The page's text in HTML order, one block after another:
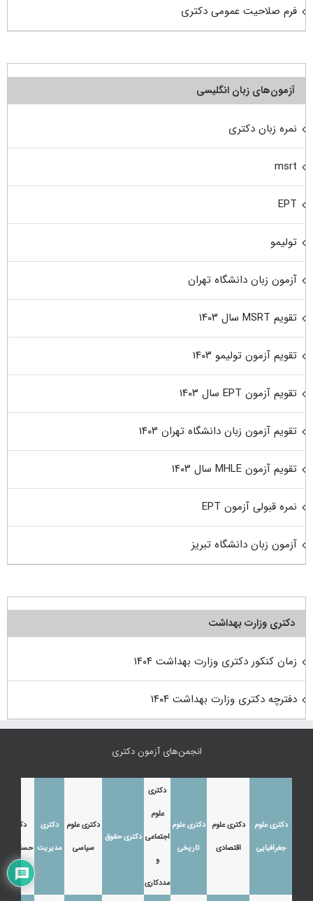
فرم صلاحیت عمومی دکتری
آزمون‌های زبان انگلیسی
نمره زبان دکتری
msrt
EPT
تولیمو
آزمون زبان دانشگاه تهران
تقویم MSRT سال ۱۴۰۳
تقویم آزمون تولیمو ۱۴۰۳
تقویم آزمون EPT سال ۱۴۰۳
تقویم آزمون زبان دانشگاه تهران ۱۴۰۳
تقویم آزمون MHLE سال ۱۴۰۳
نمره قبولی آزمون EPT
آزمون زبان دانشگاه تبریز
دکتری وزارت بهداشت
زمان کنکور دکتری وزارت بهداشت ۱۴۰۴
دفترچه دکتری وزارت بهداشت ۱۴۰۴
انجمن‌های آزمون دکتری
دکتری علوم
جغرافیایی
دکتری علوم
اقتصادی
دکتری علوم
تاریخی
دکتری
علوم
اجتماعی
و
مددکاری
دکتری حقوق
دکتری علوم
سیاسی
دکتری
مدیریت
دکتری
حسابداری